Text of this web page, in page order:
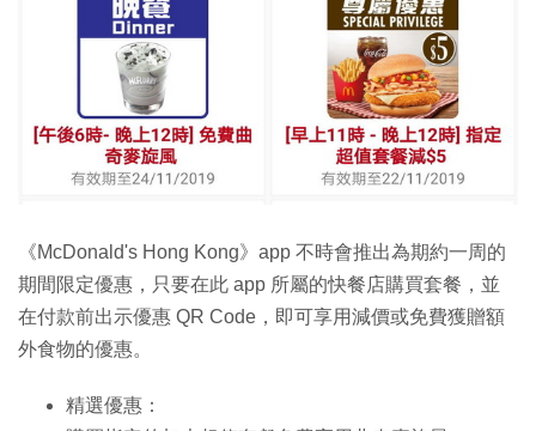
《McDonald's Hong Kong》app 不時會推出為期約一周的
期間限定優惠，只要在此 app 所屬的快餐店購買套餐，並
在付款前出示優惠 QR Code，即可享用減價或免費獲贈額
外食物的優惠。
精選優惠：